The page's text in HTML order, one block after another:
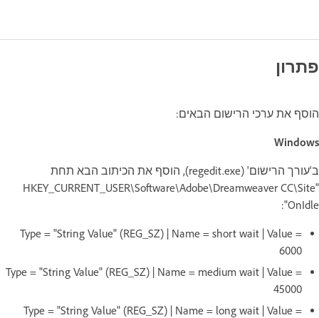
פתרון
הוסף את ערכי הרישום הבאים:
Windows
ב'עורך הרישום' (regedit.exe), הוסף את הכיתוב הבא תחת
"HKEY_CURRENT_USER\Software\Adobe\Dreamweaver CC\Site
OnIdle":
Type = "String Value" (REG_SZ) | Name = short wait | Value =
6000
Type = "String Value" (REG_SZ) | Name = medium wait | Value =
45000
Type = "String Value" (REG_SZ) | Name = long wait | Value =